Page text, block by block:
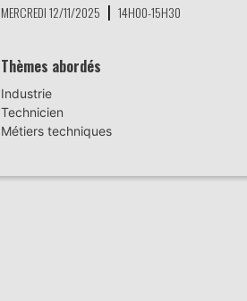
MERCREDI 12/11/2025 | 14H00-15H30
Thèmes abordés
Industrie
Technicien
Métiers techniques